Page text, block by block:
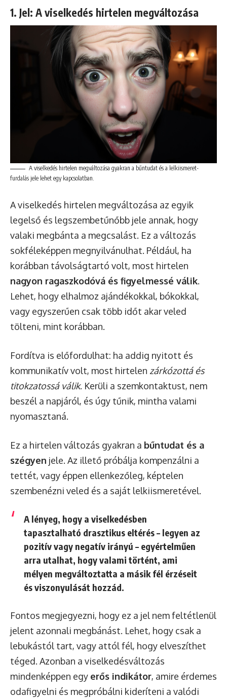
1. Jel: A viselkedés hirtelen megváltozása
A viselkedés hirtelen megváltozása gyakran a bűntudat és a lelkiismeret-
furdalás jele lehet egy kapcsolatban.
A viselkedés hirtelen megváltozása az egyik
legelső és legszembetűnőbb jele annak, hogy
valaki megbánta a megcsalást. Ez a változás
sokféleképpen megnyilvánulhat. Például, ha
korábban távolságtartó volt, most hirtelen
nagyon ragaszkodóvá és figyelmessé válik.
Lehet, hogy elhalmoz ajándékokkal, bókokkal,
vagy egyszerűen csak több időt akar veled
tölteni, mint korábban.
Fordítva is előfordulhat: ha addig nyitott és
kommunikatív volt, most hirtelen zárkózottá és
titokzatossá válik. Kerüli a szemkontaktust, nem
beszél a napjáról, és úgy tűnik, mintha valami
nyomasztaná.
Ez a hirtelen változás gyakran a bűntudat és a
szégyen jele. Az illető próbálja kompenzálni a
tettét, vagy éppen ellenkezőleg, képtelen
szembenézni veled és a saját lelkiismeretével.
A lényeg, hogy a viselkedésben
tapasztalható drasztikus eltérés – legyen az
pozitív vagy negatív irányú – egyértelműen
arra utalhat, hogy valami történt, ami
mélyen megváltoztatta a másik fél érzéseit
és viszonyulását hozzád.
Fontos megjegyezni, hogy ez a jel nem feltétlenül
jelent azonnali megbánást. Lehet, hogy csak a
lebukástól tart, vagy attól fél, hogy elveszíthet
téged. Azonban a viselkedésváltozás
mindenképpen egy erős indikátor, amire érdemes
odafigyelni és megpróbálni kideríteni a valódi